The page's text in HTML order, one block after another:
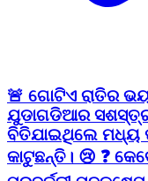
🚨 ଗୋଟିଏ ରାତିର
ଯୁଡାଗଡିଆର
ବିତିଯାଇଥିଲେ ମଧ୍ୟ
କାଟୁଛନ୍ତି। 😢 ❓